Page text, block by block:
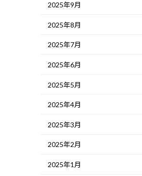
2025年9月
2025年8月
2025年7月
2025年6月
2025年5月
2025年4月
2025年3月
2025年2月
2025年1月